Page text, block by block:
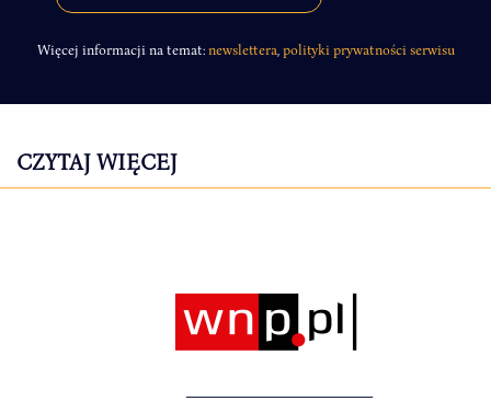
Więcej informacji na temat:newslettera polityki prywatności serwisu
CZYTAJ WIĘCEJ